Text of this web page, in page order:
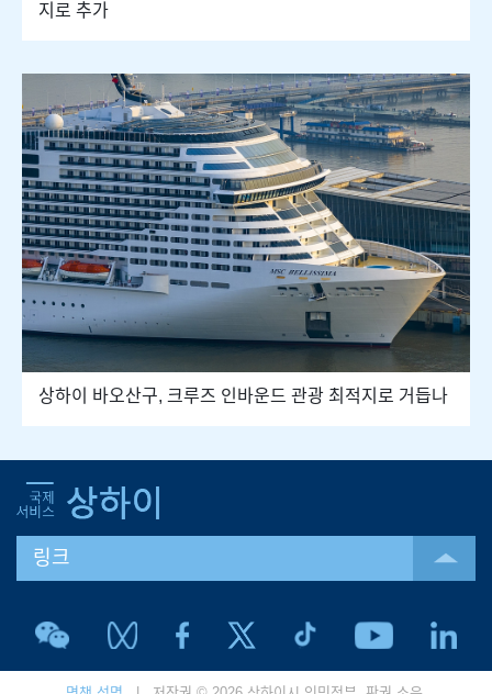
지로 추가
상하이 바오산구, 크루즈 인바운드 관광 최적지로 거듭나
링크